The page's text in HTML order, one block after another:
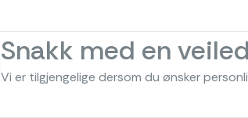
Snakk med en
Vi er tilgjengelige dersom du ønsker